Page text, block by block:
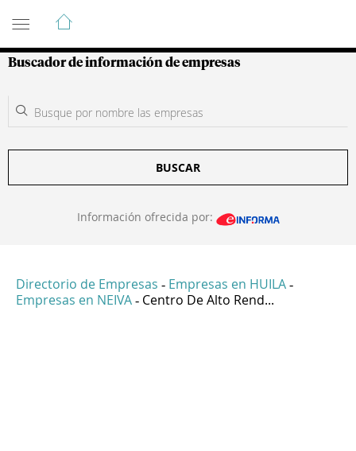
Guía de Empresas Colombianas
Buscador de información de empresas
BUSCAR
Información ofrecida por:
Directorio de Empresas - Empresas en HUILA -
Empresas en NEIVA - Centro De Alto Rend...